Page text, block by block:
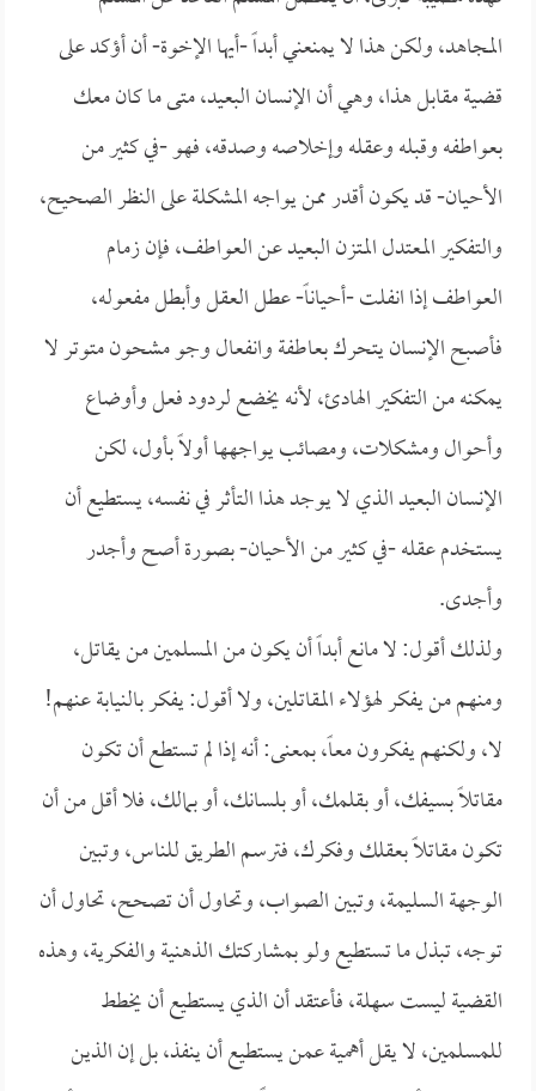
المجاهد، ولكن هذا لا يمنعني أبداً -أيها الإخوة- أن أؤكد على
قضية مقابل هذا، وهي أن الإنسان البعيد، متى ما كان معك
بعواطفه وقبله وعقله وإخلاصه وصدقه، فهو -في كثير من
الأحيان- قد يكون أقدر ممن يواجه المشكلة على النظر الصحيح،
والتفكير المعتدل المتزن البعيد عن العواطف، فإن زمام
العواطف إذا انفلت -أحياناً- عطل العقل وأبطل مفعوله،
فأصبح الإنسان يتحرك بعاطفة وانفعال وجو مشحون متوتر لا
يمكنه من التفكير الهادئ، لأنه يخضع لردود فعل وأوضاع
وأحوال ومشكلات، ومصائب يواجهها أولاً بأول، لكن
الإنسان البعيد الذي لا يوجد هذا التأثر في نفسه، يستطيع أن
يستخدم عقله -في كثير من الأحيان- بصورة أصح وأجدر
وأجدى.
ولذلك أقول: لا مانع أبداً أن يكون من المسلمين من يقاتل،
ومنهم من يفكر لهؤلاء المقاتلين، ولا أقول: يفكر بالنيابة عنهم!
لا، ولكنهم يفكرون معاً، بمعنى: أنه إذا لم تستطع أن تكون
مقاتلاً بسيفك، أو بقلمك، أو بلسانك، أو بمالك، فلا أقل من أن
تكون مقاتلاً بعقلك وفكرك، فترسم الطريق للناس، وتبين
الوجهة السليمة، وتبين الصواب، وتحاول أن تصحح، تحاول أن
توجه، تبذل ما تستطيع ولو بمشاركتك الذهنية والفكرية، وهذه
القضية ليست سهلة، فأعتقد أن الذي يستطيع أن يخطط
للمسلمين، لا يقل أهمية عمن يستطيع أن ينفذ، بل إن الذين